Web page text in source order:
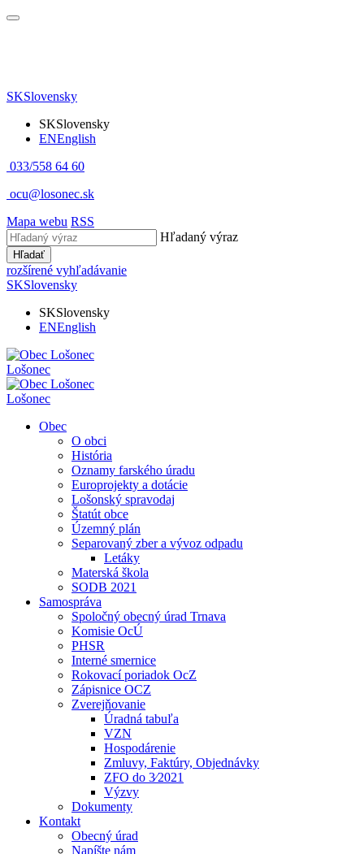
SKSlovensky
SKSlovensky
ENEnglish
033/558 64 60
ocu@losonec.sk
Mapa webu RSS
Hľadaný výraz
Hľadať
rozšírené vyhľadávanie
SKSlovensky
SKSlovensky
ENEnglish
Lošonec
Lošonec
Obec
O obci
História
Oznamy farského úradu
Europrojekty a dotácie
Lošonský spravodaj
Štatút obce
Územný plán
Separovaný zber a vývoz odpadu
Letáky
Materská škola
SODB 2021
Samospráva
Spoločný obecný úrad Trnava
Komisie OcÚ
PHSR
Interné smernice
Rokovací poriadok OcZ
Zápisnice OCZ
Zverejňovanie
Úradná tabuľa
VZN
Hospodárenie
Zmluvy, Faktúry, Objednávky
ZFO do 3⁄2021
Výzvy
Dokumenty
Kontakt
Obecný úrad
Napíšte nám